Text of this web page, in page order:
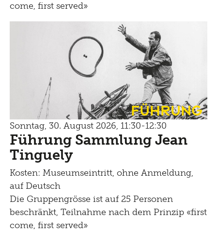
come, first served»
Führung
Sonntag, 30. August 2026, 11:30-12:30
Führung Sammlung Jean
Tinguely
Kosten: Museumseintritt, ohne Anmeldung,
auf Deutsch
Die Gruppengrösse ist auf 25 Personen
beschränkt, Teilnahme nach dem Prinzip «first
come, first served»